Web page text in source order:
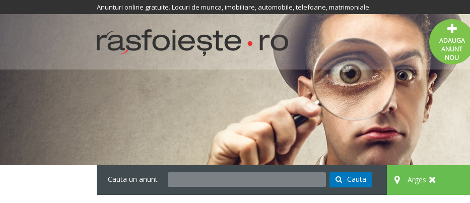
Anunturi online gratuite. Locuri de munca, imobiliare, automobile, telefoane, matrimoniale.
ADAUGA
ANUNT
NOU
Cauta un anunt Cauta Arges